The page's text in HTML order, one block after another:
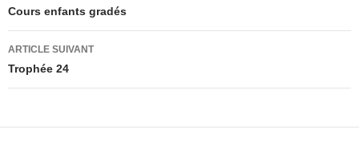
des
articles
Cours enfants gradés
ARTICLE SUIVANT
Trophée 24